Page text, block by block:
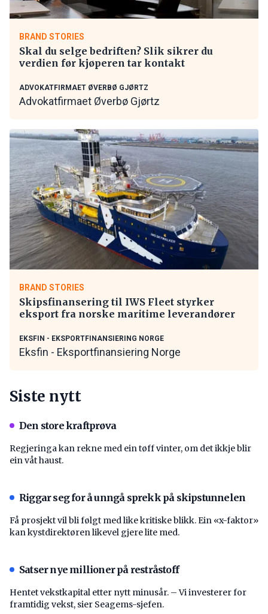
BRAND STORIES
Skal du selge bedriften? Slik sikrer du
verdien før kjøperen tar kontakt
ADVOKATFIRMAET ØVERBØ GJØRTZ
Advokatfirmaet Øverbø Gjørtz
BRAND STORIES
Skipsfinansering til IWS Fleet styrker
eksport fra norske maritime leverandører
EKSFIN - EKSPORTFINANSIERING NORGE
Eksfin - Eksportfinansiering Norge
Siste nytt
Den store kraftprøva
Regjeringa kan rekne med ein tøff vinter, om det ikkje blir
ein våt haust.
Riggar seg for å unngå sprekk på skipstunnelen
Få prosjekt vil bli følgt med like kritiske blikk. Ein «x-faktor»
kan kystdirektøren likevel gjere lite med.
Satser nye millioner på restråstoff
Hentet vekstkapital etter nytt minusår. – Vi investerer for
framtidig vekst, sier Seagems-sjefen.